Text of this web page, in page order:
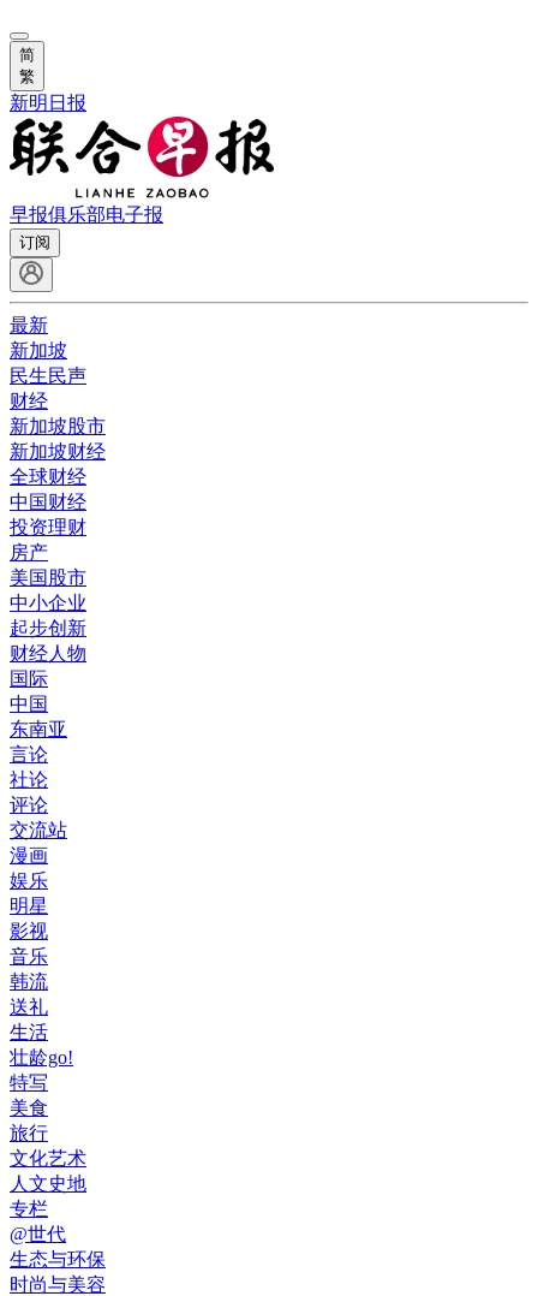
简
繁
新明日报
早报俱乐部电子报
订阅
最新
新加坡
民生民声
财经
新加坡股市
新加坡财经
全球财经
中国财经
投资理财
房产
美国股市
中小企业
起步创新
财经人物
国际
中国
东南亚
言论
社论
评论
交流站
漫画
娱乐
明星
影视
音乐
韩流
送礼
生活
壮龄go!
特写
美食
旅行
文化艺术
人文史地
专栏
@世代
生态与环保
时尚与美容